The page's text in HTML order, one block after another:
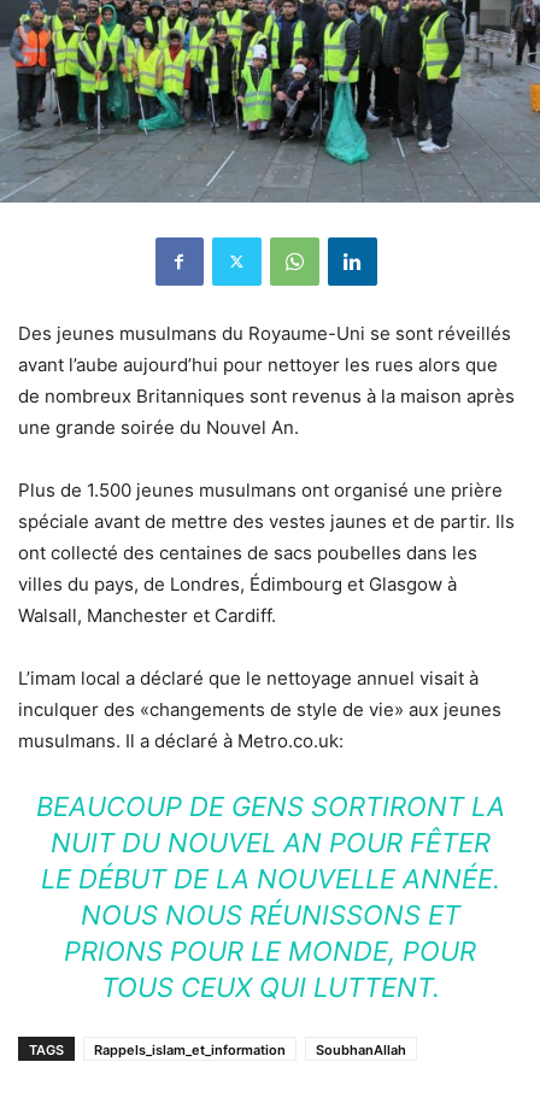
Des jeunes musulmans du Royaume-Uni se sont réveillés
avant l’aube aujourd’hui pour nettoyer les rues alors que
de nombreux Britanniques sont revenus à la maison après
une grande soirée du Nouvel An.
Plus de 1.500 jeunes musulmans ont organisé une prière
spéciale avant de mettre des vestes jaunes et de partir. Ils
ont collecté des centaines de sacs poubelles dans les
villes du pays, de Londres, Édimbourg et Glasgow à
Walsall, Manchester et Cardiff.
L’imam local a déclaré que le nettoyage annuel visait à
inculquer des «changements de style de vie» aux jeunes
musulmans. Il a déclaré à Metro.co.uk:
BEAUCOUP DE GENS SORTIRONT LA
NUIT DU NOUVEL AN POUR FÊTER
LE DÉBUT DE LA NOUVELLE ANNÉE.
NOUS NOUS RÉUNISSONS ET
PRIONS POUR LE MONDE, POUR
TOUS CEUX QUI LUTTENT.
TAGS Rappels_islam_et_information SoubhanAllah